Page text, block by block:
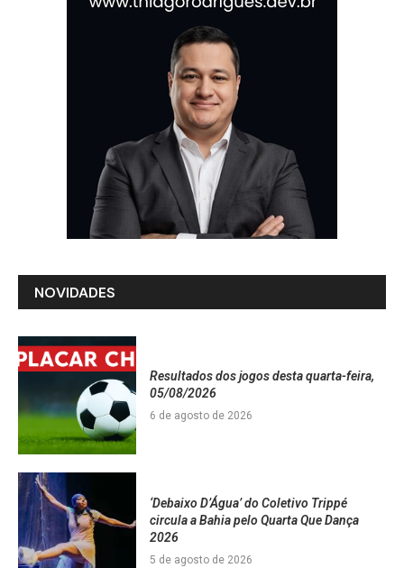
NOVIDADES
Resultados dos jogos desta quarta-feira,
05/08/2026
6 de agosto de 2026
‘Debaixo D’Água’ do Coletivo Trippé
circula a Bahia pelo Quarta Que Dança
2026
5 de agosto de 2026